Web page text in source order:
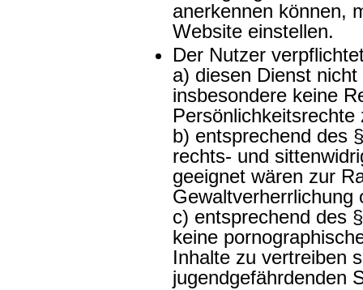
anerkennen können,
Website einstellen.
Der Nutzer
a) diesen Dienst
insbesondere keine
Persönlichkeitsrechte
b) entsprechend des
rechts- und
geeignet wären zur
Gewaltverherrlichung
c) entsprechend des
keine
Inhalte zu vertreiben
jugendgefährdenden